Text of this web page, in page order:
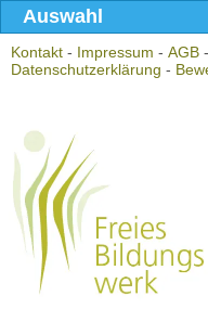
Kontakt - Impressum - AGB -
Datenschutzerklärung -
Auswahl